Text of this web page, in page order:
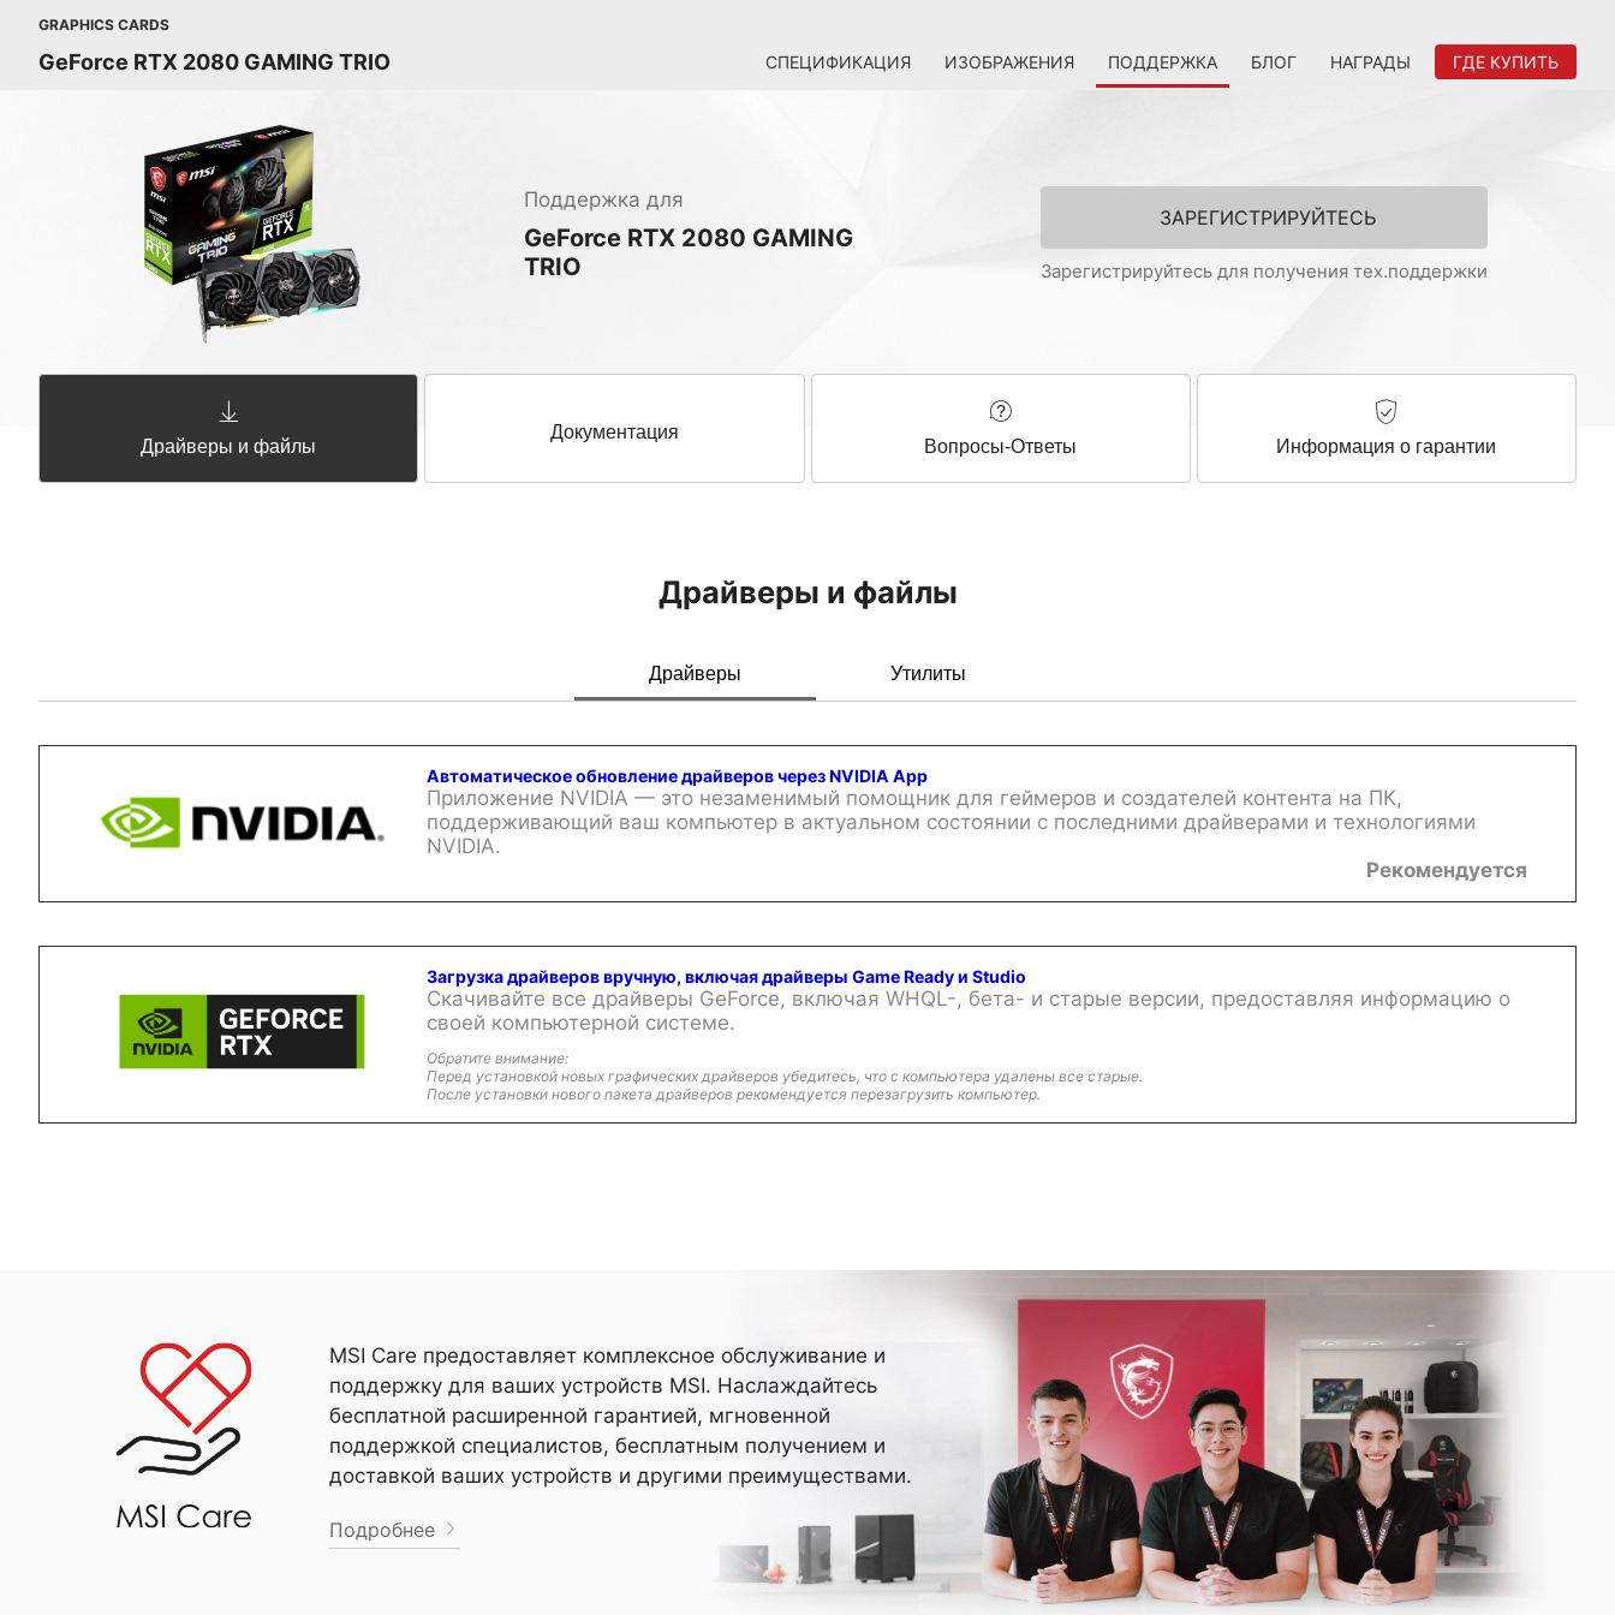
GRAPHICS CARDS
GeForce RTX 2080 GAMING TRIO СПЕЦИФИКАЦИЯ ИЗОБРАЖЕНИЯ ПОДДЕРЖКА БЛОГ НАГРАДЫ ГДЕ КУПИТЬ
Поддержка для
GeForce RTX 2080 GAMING
TRIO
ЗАРЕГИСТРИРУЙТЕСЬ
Зарегистрируйтесь для получения тех.поддержки
Драйверы и файлы
Документация
Вопросы-Ответы Информация о гарантии
Драйверы и файлы
Драйверы Утилиты
Автоматическое обновление драйверов через NVIDIA App
Приложение NVIDIA — это незаменимый помощник для геймеров и создателей контента на ПК,
поддерживающий ваш компьютер в актуальном состоянии с последними драйверами и технологиями
NVIDIA.
Рекомендуется
Загрузка драйверов вручную, включая драйверы Game Ready и Studio
Скачивайте все драйверы GeForce, включая WHQL-, бета- и старые версии, предоставляя информацию о
своей компьютерной системе.
Обратите внимание:
Перед установкой новых графических драйверов убедитесь, что с компьютера удалены все старые.
После установки нового пакета драйверов рекомендуется перезагрузить компьютер.
MSI Care предоставляет комплексное обслуживание и
поддержку для ваших устройств MSI. Наслаждайтесь
бесплатной расширенной гарантией, мгновенной
поддержкой специалистов, бесплатным получением и
доставкой ваших устройств и другими преимуществами.
Подробнее